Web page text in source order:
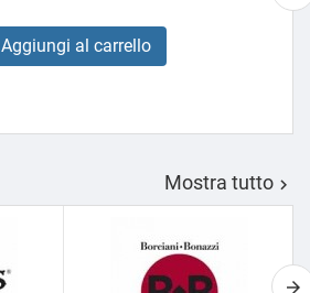
Aggiungi al carrello
Mostra tutto 